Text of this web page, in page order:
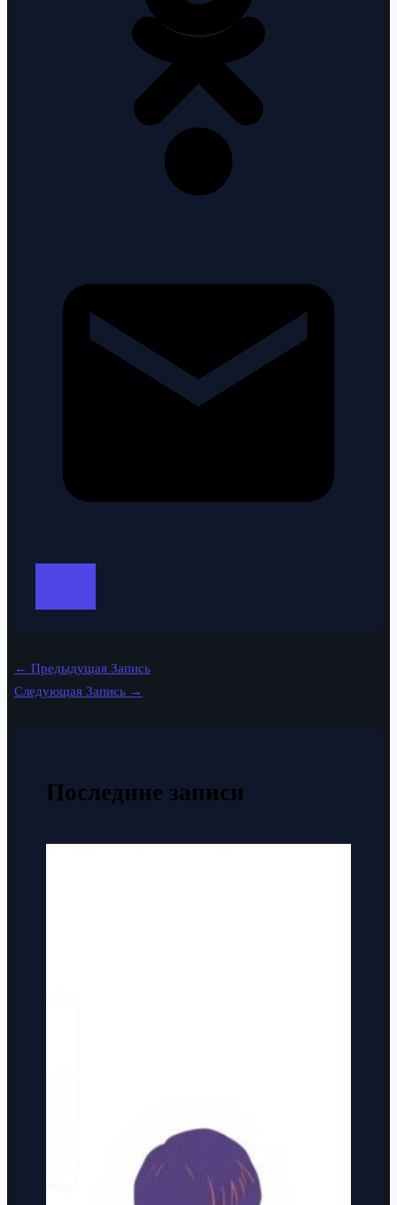
← Предыдущая Запись
Следующая Запись →
Последние записи